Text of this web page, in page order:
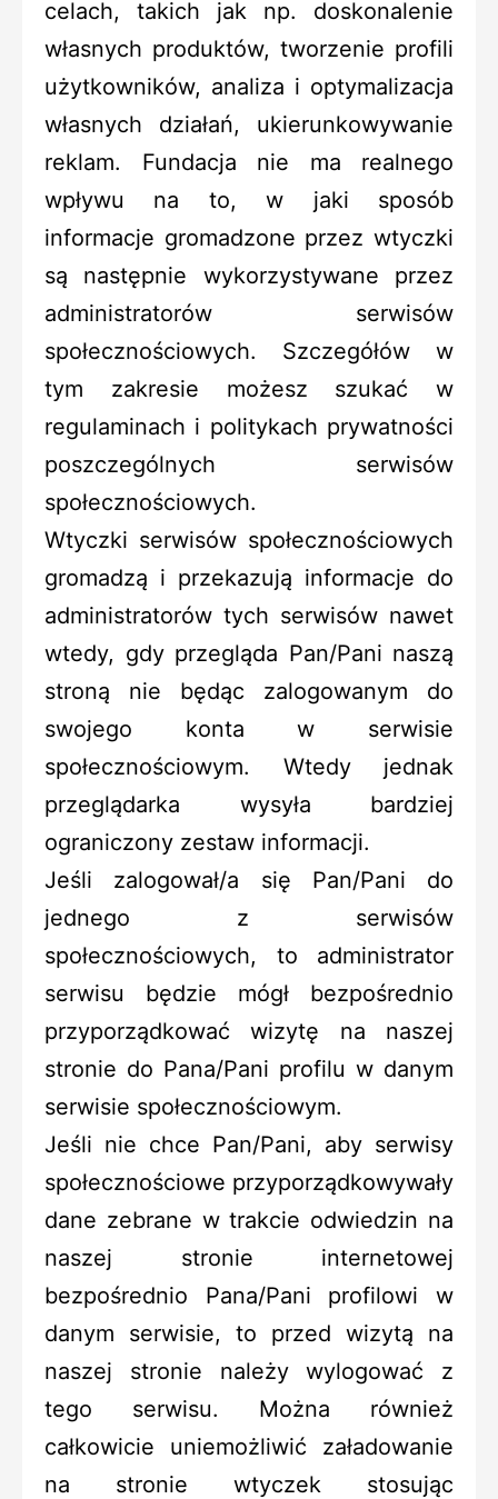
celach, takich jak np. doskonalenie
własnych produktów, tworzenie profili
użytkowników, analiza i optymalizacja
własnych działań, ukierunkowywanie
reklam. Fundacja nie ma realnego
wpływu na to, w jaki sposób
informacje gromadzone przez wtyczki
są następnie wykorzystywane przez
administratorów serwisów
społecznościowych. Szczegółów w
tym zakresie możesz szukać w
regulaminach i politykach prywatności
poszczególnych serwisów
społecznościowych.
Wtyczki serwisów społecznościowych
gromadzą i przekazują informacje do
administratorów tych serwisów nawet
wtedy, gdy przegląda Pan/Pani naszą
stroną nie będąc zalogowanym do
swojego konta w serwisie
społecznościowym. Wtedy jednak
przeglądarka wysyła bardziej
ograniczony zestaw informacji.
Jeśli zalogował/a się Pan/Pani do
jednego z serwisów
społecznościowych, to administrator
serwisu będzie mógł bezpośrednio
przyporządkować wizytę na naszej
stronie do Pana/Pani profilu w danym
serwisie społecznościowym.
Jeśli nie chce Pan/Pani, aby serwisy
społecznościowe przyporządkowywały
dane zebrane w trakcie odwiedzin na
naszej stronie internetowej
bezpośrednio Pana/Pani profilowi w
danym serwisie, to przed wizytą na
naszej stronie należy wylogować z
tego serwisu. Można również
całkowicie uniemożliwić załadowanie
na stronie wtyczek stosując